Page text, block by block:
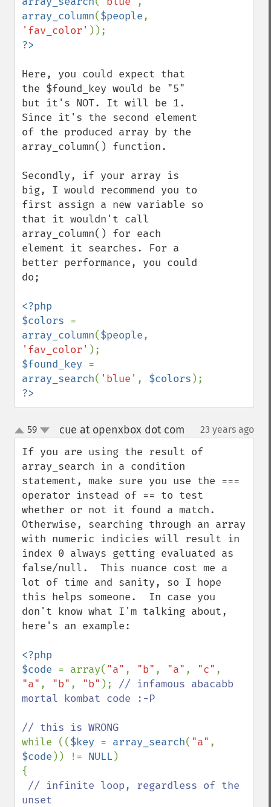
array_column($people
'fav_color'
Here, you could expect that
the $found_key would be "5"
but it's NOT. It will be 1.
Since it's the second element
of the produced array by the
array_column() function.
Secondly, if your array is
big, I would recommend you to
first assign a new variable so
that it wouldn't call
array_column() for each
element it searches. For a
better performance, you could
do;
<?php
$colors
array_column($people
'fav_color'
$found_key
array_search( 'blue' , $colors
?>
up
down
59 cue at openxbox dot com 23 years ago
If you are using the result of
array_search in a condition
statement, make sure you use the ===
operator instead of == to test
whether or not it found a match.
Otherwise, searching through an array
with numeric indicies will result in
index 0 always getting evaluated as
false/null.  This nuance cost me a
lot of time and sanity, so I hope
this helps someone.  In case you
don't know what I'm talking about,
here's an example:
<?php
$code = array( "a" , "b" , "a" , "c"
"a" , "b" , "b" ); // infamous abacabb
mortal kombat code :-P
while (($key = array_search( "a"
$code )) != NULL)
{
// infinite loop, regardless of the
unset